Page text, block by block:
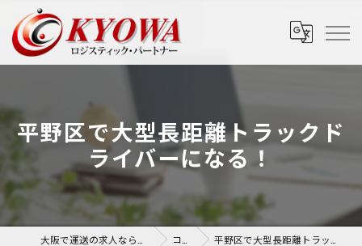
平野区で大型長距離トラックド
ライバーになる！
コラム 平野区で大型長距離トラックドライバーになる！